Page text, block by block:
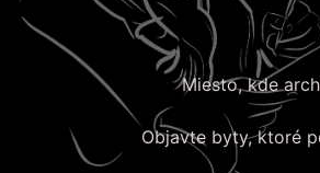
Miesto, kde
Objavte byty, ktoré